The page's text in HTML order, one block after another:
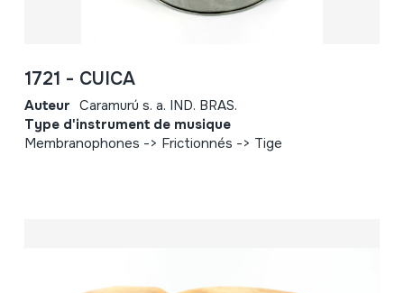
1721 - CUICA
Auteur Caramurú s. a. IND. BRAS.
Type d'instrument de musique
Membranophones -> Frictionnés -> Tige